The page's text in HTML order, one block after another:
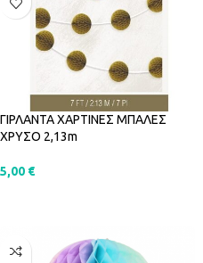
ΓΙΡΛΑΝΤΑ ΧΑΡΤΙΝΕΣ ΜΠΑΛΕΣ
ΧΡΥΣΟ 2,13m
5,00 €